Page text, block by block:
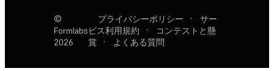
©
Formlabs
2026
プライバシーポリシー ·
サー
ビス利用規約
·
コンテストと懸
賞
· よくある質問